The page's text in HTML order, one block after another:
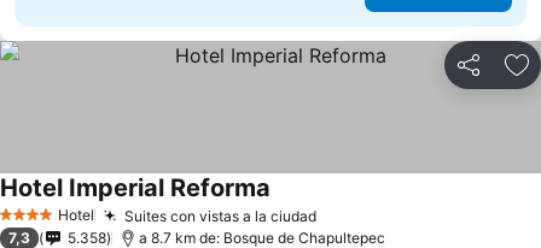
Compartir
4 EstrellasHotel Suites con vistas a la ciudad
Hotel Imperial Reforma
7,3 5.358 a 8.7 km de: Bosque de Chapultepec